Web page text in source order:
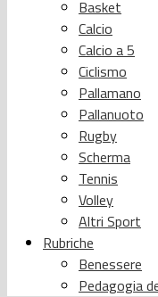
Basket
Calcio
Calcio a 5
Ciclismo
Pallamano
Pallanuoto
Rugby
Scherma
Tennis
Volley
Altri Sport
Rubriche
Benessere
Pedagogia